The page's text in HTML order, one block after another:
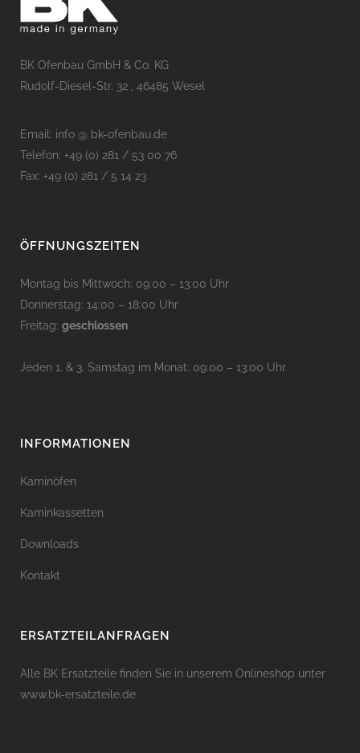
BK Ofenbau GmbH & Co. KG
Rudolf-Diesel-Str. 32 , 46485 Wesel
Email: info @ bk-ofenbau.de
Telefon: +49 (0) 281 / 53 00 76
Fax: +49 (0) 281 / 5 14 23
ÖFFNUNGSZEITEN
Montag bis Mittwoch: 09:00 – 13:00 Uhr
Donnerstag: 14:00 – 18:00 Uhr
Freitag: geschlossen
Jeden 1. & 3. Samstag im Monat: 09:00 – 13:00 Uhr
INFORMATIONEN
Kaminöfen
Kaminkassetten
Downloads
Kontakt
ERSATZTEILANFRAGEN
Alle BK Ersatzteile finden Sie in unserem Onlineshop unter
www.bk-ersatzteile.de